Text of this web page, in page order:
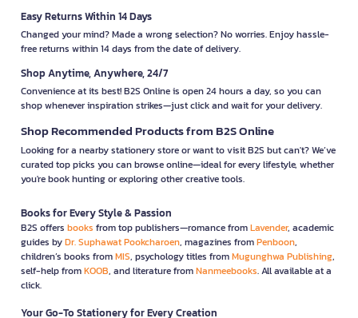
Easy Returns Within 14 Days
Changed your mind? Made a wrong selection? No worries. Enjoy hassle-
free returns within 14 days from the date of delivery.
Shop Anytime, Anywhere, 24/7
Convenience at its best! B2S Online is open 24 hours a day, so you can
shop whenever inspiration strikes—just click and wait for your delivery.
Shop Recommended Products from B2S Online
Looking for a nearby stationery store or want to visit B2S but can't? We’ve
curated top picks you can browse online—ideal for every lifestyle, whether
you're book hunting or exploring other creative tools.
Books for Every Style & Passion
B2S offers books from top publishers—romance fromLavender, academic
guides byDr. Suphawat Pookcharoen, magazines fromPenboon,
children’s books fromMIS, psychology titles fromMugunghwa Publishing,
self-help fromKOOB, and literature fromNanmeebooks. All available at a
click.
Your Go-To Stationery for Every Creation